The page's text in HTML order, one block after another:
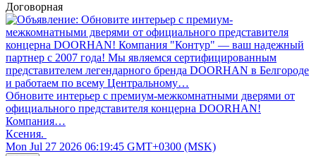
Договорная
Обновите интерьер с премиум-межкомнатными дверями от
официального представителя концерна DOORHAN!
Компания…
Ксения.
Mon Jul 27 2026 06:19:45 GMT+0300 (MSK)